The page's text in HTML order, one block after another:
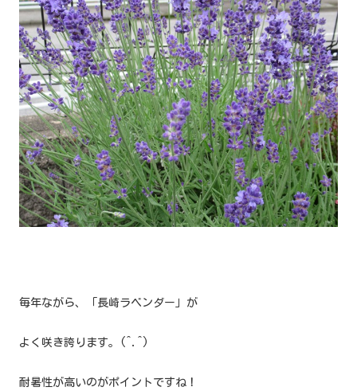
毎年ながら、「長崎ラベンダー」が
よく咲き誇ります。(^.^)
耐暑性が高いのがポイントですね！